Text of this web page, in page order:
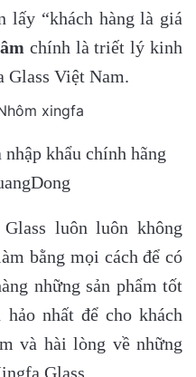
lấy “khách hàng là giá
chính là triết lý kinh
Glass Việt Nam.
khẩu chính hãng
luôn luôn không
bằng mọi cách để có
những sản phẩm tốt
nhất để cho khách
và hài lòng về những
Glass.